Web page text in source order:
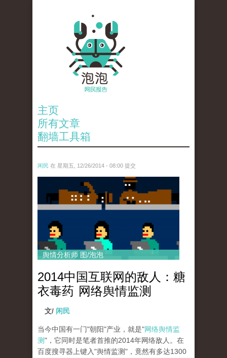
主页
所有文章
翻墙工具箱
闲民 在 星期五, 12/26/2014 - 08:00 提交
surveillance2_1.png
舆情分析师 图/泡泡
2014中国互联网的敌人：糖
衣毒药 网络舆情监测
文/ 闲民
当今中国有一门"朝阳"产业，就是"网络舆情监
测"，它同时是笔者首推的2014年网络敌人。在
百度搜寻器上键入"舆情监测"，竟然有多达1300